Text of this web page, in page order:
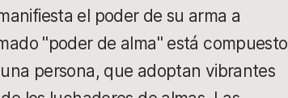
el poder de su arma a
"poder de alma" está compuesto
persona, que adoptan vibrantes